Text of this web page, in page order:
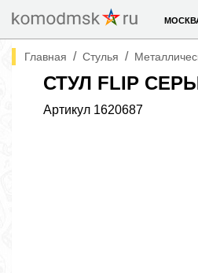
Главная / Стулья /
СТУЛ FLIP
Артикул 1620687